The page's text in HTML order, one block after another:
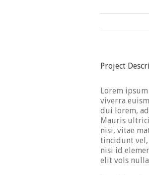
Project
Lorem
viverra
dui lorem,
Mauris
nisi, vitae
tincidunt
nisi id
elit vols